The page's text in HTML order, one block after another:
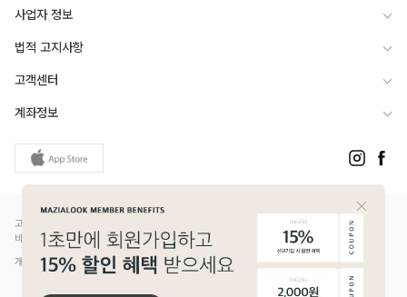
사업자 정보
법적 고지사항
고객센터
계좌정보
고객님은 안전거래를 위해 현금 등으로 결제 시 저희 쇼핑몰에서 가입한 PG사의 구매안전서
비스를 이용하실 수 있습니다.
개인정보보호배상책임보험(Ⅱ) 가입 - 메리츠화재 증권번호 14610-1327